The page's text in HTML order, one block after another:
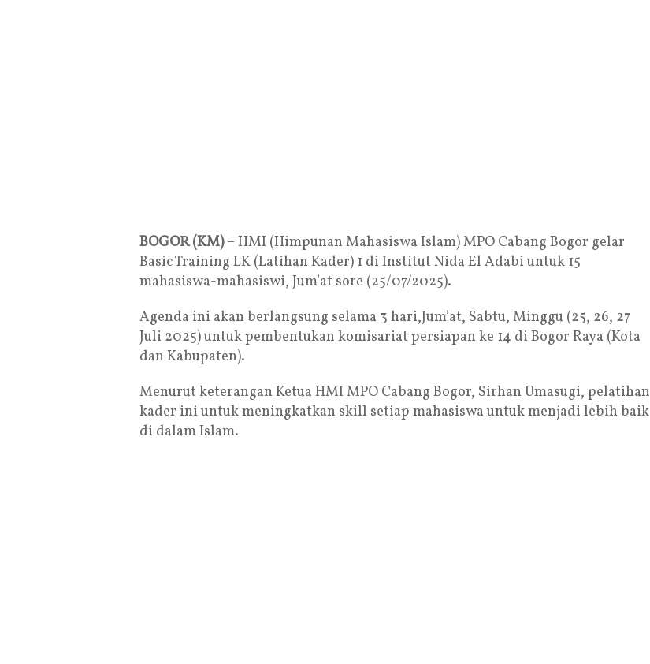
BOGOR (KM)– HMI (Himpunan Mahasiswa Islam) MPO Cabang Bogor gelar
Basic Training LK (Latihan Kader) 1 di Institut Nida El Adabi untuk 15
mahasiswa-mahasiswi, Jum’at sore (25/07/2025).
Agenda ini akan berlangsung selama 3 hari,Jum’at, Sabtu, Minggu (25, 26, 27
Juli 2025) untuk pembentukan komisariat persiapan ke 14 di Bogor Raya (Kota
dan Kabupaten).
Menurut keterangan Ketua HMI MPO Cabang Bogor, Sirhan Umasugi, pelatihan
kader ini untuk meningkatkan skill setiap mahasiswa untuk menjadi lebih baik
di dalam Islam.